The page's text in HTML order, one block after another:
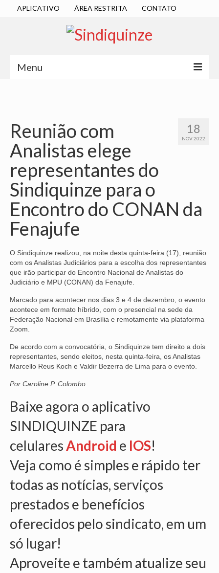
APLICATIVO ÁREA RESTRITA CONTATO
Menu
DIRETORIA EXECUTIVA
ESTATUTO
ATAS
LOCALIZAÇÃO
QUEM SOMOS
NOSSA HISTÓRIA
SUBSEDES
ARAÇATUBA
PRESIDENTE PRUDENTE
SÃO JOSÉ DOS CAMPOS
NOTÍCIAS
BOLETIM
CONVÊNIOS
18
NOV 2022
Reunião com
Analistas elege
representantes do
Sindiquinze para o
Encontro do CONAN da
Fenajufe
O Sindiquinze realizou, na noite desta quinta-feira (17), reunião
com os Analistas Judiciários para a escolha dos representantes
que irão participar do Encontro Nacional de Analistas do
Judiciário e MPU (CONAN) da Fenajufe.
Marcado para acontecer nos dias 3 e 4 de dezembro, o evento
acontece em formato híbrido, com o presencial na sede da
Federação Nacional em Brasília e remotamente via plataforma
Zoom.
De acordo com a convocatória, o Sindiquinze tem direito a dois
representantes, sendo eleitos, nesta quinta-feira, os Analistas
Marcello Reus Koch e Valdir Bezerra de Lima para o evento.
Por Caroline P. Colombo
Baixe agora o aplicativo
SINDIQUINZE para
celularesAndroid e IOS!
Veja como é simples e rápido ter
todas as notícias, serviços
prestados e benefícios
oferecidos pelo sindicato, em um
só lugar!
Aproveite e também atualize seu